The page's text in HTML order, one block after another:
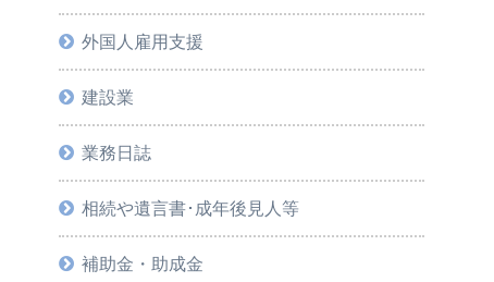
外国人雇用支援
建設業
業務日誌
相続や遺言書･成年後見人等
補助金・助成金